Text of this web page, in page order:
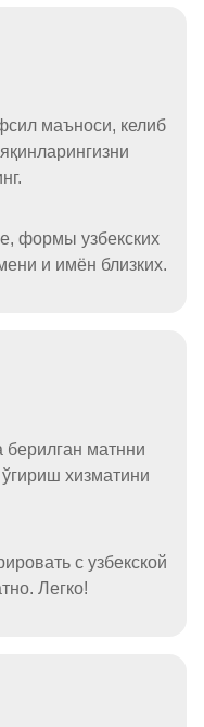
маъноси, келиб
формы узбекских
и имён близких.
матнни
хизматини
с узбекской
Легко!